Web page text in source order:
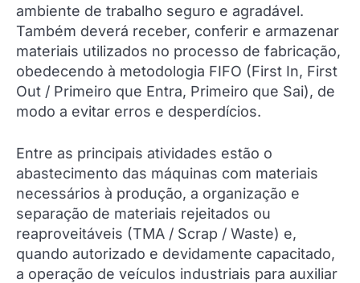
ambiente de trabalho seguro e agradável.
Também deverá receber, conferir e armazenar
materiais utilizados no processo de fabricação,
obedecendo à metodologia FIFO (First In, First
Out / Primeiro que Entra, Primeiro que Sai), de
modo a evitar erros e desperdícios.
Entre as principais atividades estão o
abastecimento das máquinas com materiais
necessários à produção, a organização e
separação de materiais rejeitados ou
reaproveitáveis (TMA / Scrap / Waste) e,
quando autorizado e devidamente capacitado,
a operação de veículos industriais para auxiliar